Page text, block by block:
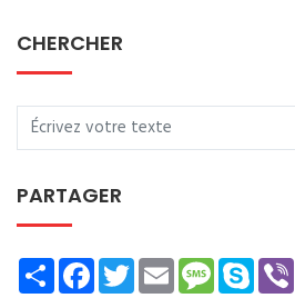
CHERCHER
PARTAGER
ShareFacebookTwitterEmailMessage
Skype